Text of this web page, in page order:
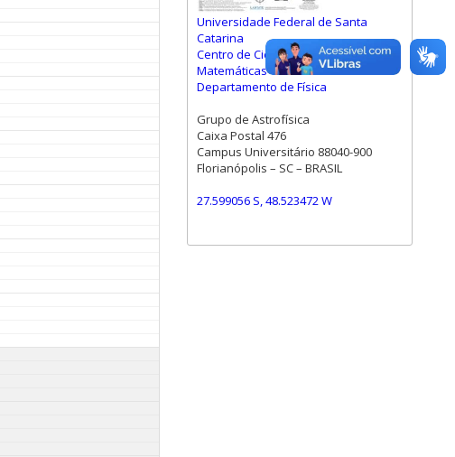
Universidade Federal de Santa
Catarina
Centro de Ciências Físicas e
Matemáticas
Departamento de Física
Grupo de Astrofísica
Caixa Postal 476
Campus Universitário 88040-900
Florianópolis – SC – BRASIL
27.599056 S, 48.523472 W